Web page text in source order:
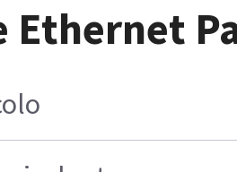
Ethernet